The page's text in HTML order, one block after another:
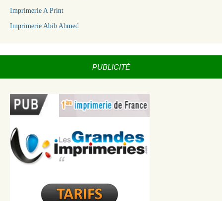
Imprimerie A Print
Imprimerie Abib Ahmed
PUBLICITÉ